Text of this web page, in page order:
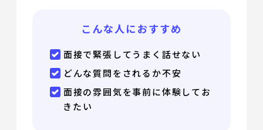
こんな人におすすめ
面接で緊張してうまく話せない
どんな質問をされるか不安
面接の雰囲気を事前に体験してお
きたい